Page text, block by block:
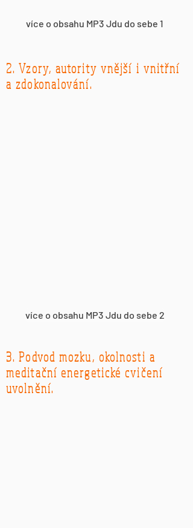
více o obsahu MP3 Jdu do sebe 1
2. Vzory, autority vnější i vnitřní
a zdokonalování.
více o obsahu MP3 Jdu do sebe 2
3. Podvod mozku, okolnosti a
meditační energetické cvičení
uvolnění.